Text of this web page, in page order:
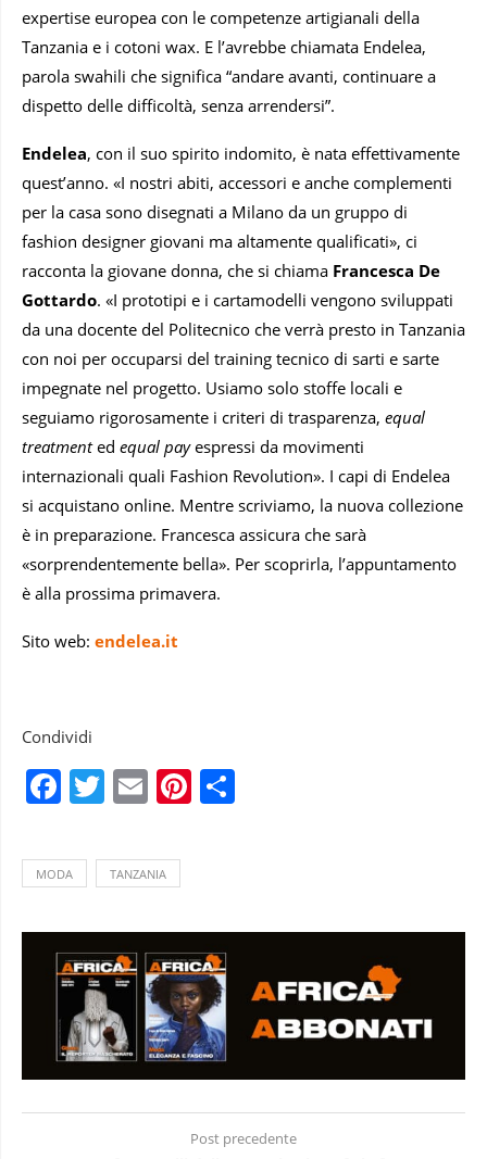
expertise europea con le competenze artigianali della
Tanzania e i cotoni wax. E l’avrebbe chiamata Endelea,
parola swahili che significa “andare avanti, continuare a
dispetto delle difficoltà, senza arrendersi”.
Endelea, con il suo spirito indomito, è nata effettivamente
quest’anno. «I nostri abiti, accessori e anche complementi
per la casa sono disegnati a Milano da un gruppo di
fashion designer giovani ma altamente qualificati», ci
racconta la giovane donna, che si chiama Francesca De
Gottardo. «I prototipi e i cartamodelli vengono sviluppati
da una docente del Politecnico che verrà presto in Tanzania
con noi per occuparsi del training tecnico di sarti e sarte
impegnate nel progetto. Usiamo solo stoffe locali e
seguiamo rigorosamente i criteri di trasparenza, equal
treatmented equal payespressi da movimenti
internazionali quali Fashion Revolution». I capi di Endelea
si acquistano online. Mentre scriviamo, la nuova collezione
è in preparazione. Francesca assicura che sarà
«sorprendentemente bella». Per scoprirla, l’appuntamento
è alla prossima primavera.
Sito web: endelea.it
Condividi
Facebook
Twitter
EmailPinterest
MODA TANZANIA
Post precedente